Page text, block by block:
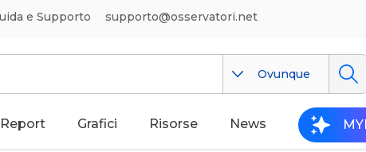
e Supporto supporto@osservatori.net
Ovunque
Report Grafici Risorse News